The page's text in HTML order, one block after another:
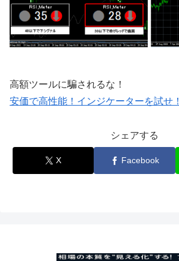
高額ツールに騙されるな！
安価で高性能！インジケーターを試せ！
シェアする
X Facebook